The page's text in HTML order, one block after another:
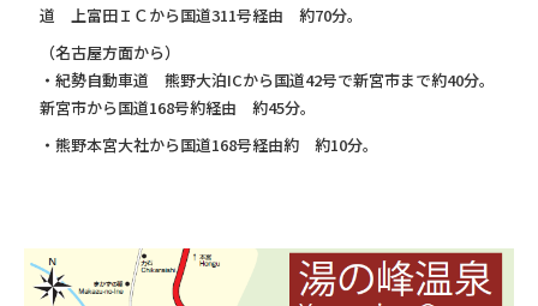
道 上富田ＩＣから国道311号経由 約70分。
（名古屋方面から）
・紀勢自動車道 熊野大泊ICから国道42号で新宮市まで約40分。
新宮市から国道168号約経由 約45分。
・熊野本宮大社から国道168号経由約 約10分。